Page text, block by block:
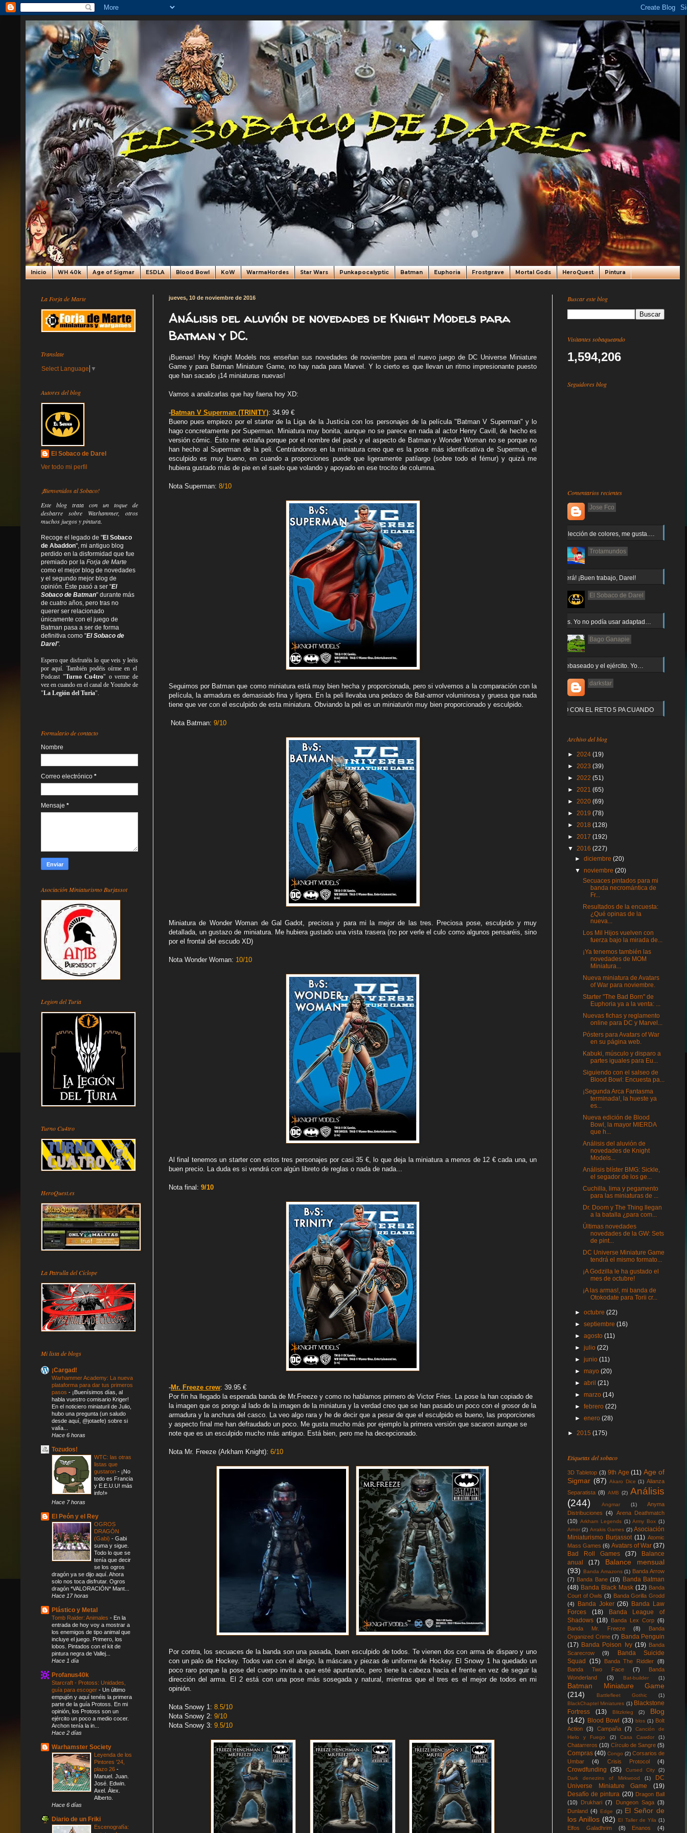
Inicio WH 40k Age of Sigmar ESDLA Blood Bowl KoW WarmaHordes Star Wars Punkapocalyptic Batman Euphoria Frostgrave Mortal Gods HeroQuest Pintura
jueves, 10 de noviembre de 2016
Análisis del aluvión de novedades de Knight Models para
Batman y DC.
¡Buenas! Hoy Knight Models nos enseñan sus novedades de noviembre para el nuevo juego de DC Universe Miniature
Game y para Batman Miniature Game, no hay nada para Marvel. Y lo cierto es que llevan un ritmo impresionante puesto
que han sacado ¡14 miniaturas nuevas!
Vamos a analizarlas que hay faena hoy XD:
-Batman V Superman (TRINITY): 34.99 €
Bueno pues empiezo por el starter de la Liga de la Justicia con los personajes de la película "Batman V Superman" y lo
hago concretamente por Superman. Miniatura muy bonita, aunque no se parece en nada al actor Henry Cavill, de hecho es
versión cómic. Ésto me extraña porque por el nombre del pack y el aspecto de Batman y Wonder Woman no se porque no
han hecho al Superman de la peli. Centrándonos en la miniatura creo que es la pose más identificativa de Superman, el
esculpido es muy bueno, en cuando a proporciones puede que ligeramente patilargo (sobre todo el fémur) y quizá me
hubiera gustado más de pie en el suelo que volando y apoyado en ese trocito de columna.
Nota Superman: 8/10
Seguimos por Batman que como miniatura está muy bien hecha y proporcionada, pero si volvemos a la comparación con la
película, la armadura es demasiado fina y ligera. En la peli llevaba una pedazo de Bat-armor voluminosa y gruesa que nada
tiene que ver con el esculpido de esta miniatura. Obviando la peli es un miniaturón muy bien proporcionado y esculpido.
Nota Batman: 9/10
Miniatura de Wonder Woman de Gal Gadot, preciosa y para mi la mejor de las tres. Preciosa pose, esculpido y muy
detallada, un gustazo de miniatura. Me hubiera gustado una vista trasera (no por verle el culo como algunos pensaréis, sino
por el frontal del escudo XD)
Nota Wonder Woman: 10/10
Al final tenemos un starter con estos tres personajes por casi 35 €, lo que deja la miniatura a menos de 12 € cada una, un
buen precio. La duda es si vendrá con algún libreto de reglas o nada de nada...
Nota final: 9/10
-Mr. Freeze crew: 39.95 €
Por fin ha llegado la esperada banda de Mr.Freeze y como no hablamos primero de Victor Fries. La pose la han copiado de
la imagen que os pongo al lado de la imagen de la miniatura y la verdad creo que se han pasado un poco con el grosor de la
armadura y la anchura del casco. La veo algo rara y he de decir que a pesar de que el esculpido es bueno, las proporciones
y aspecto final me han defraudado un poco. Me gusta mucho más por ejemplo la primera versión que sacaron aunque se
note que es un esculpido mucho más antiguo. Está bien, pero me ha decepcionado.
Nota Mr. Freeze (Arkham Knight): 6/10
Por contra, los secuaces de la banda son una pasada, buen esculpido de todos. Te vienen dos con arma de disparo y uno
con un palo de Hockey. Todos van con el abrigo, la máscara y piezas de uniforme de Hockey. El Snowy 1 ha quedado un
poco raro porque la pose del cuerpo invita a que esté apuntando, pero tiene la cabeza hacia el frente en vez de seguir la
dirección del arma. El 2 está con una pose más sosegada y natural, mientras que el tres es el mejor de todos en mi
opinión.
Nota Snowy 1: 8.5/10
Nota Snowy 2: 9/10
Nota Snowy 3: 9.5/10
La Forja de Marte
Translate
Select Language ▼
Autores del blog
El Sobaco de Darel
Ver todo mi perfil
¡Bienvenidos al Sobaco!
Este blog trata con un toque de
desbarre sobre Warhammer, otros
muchos juegos y pintura.
Recoge el legado de "El Sobaco
de Abaddon", mi antiguo blog
perdido en la disformidad que fue
premiado por la Forja de Marte
como el mejor blog de novedades
y el segundo mejor blog de
opinión. Éste pasó a ser "El
Sobaco de Batman" durante más
de cuatro años, pero tras no
querer ser relacionado
únicamente con el juego de
Batman pasa a ser de forma
definitiva como "El Sobaco de
Darel".
Espero que disfrutéis lo queveis yleéis
por aquí. También podéis oírme en el
Podcast "Turno Cu4tro" o verme de
vez en cuando en el canal de Youtube de
"La Legión del Turia".
Formulario de contacto
Nombre
Correo electrónico *
Mensaje *
Asociación Miniaturismo Burjassot
Legion del Turia
Turno Cu4tro
HeroQuest.es
La Patrulla del Cíclope
Mi lista de blogs
¡Cargad!
Warhammer Academy: La nueva
plataforma para dar tus primeros
pasos - ¡Buenísimos días, al
habla vuestro comisario Kriger!
En el noticiero miniaturil de Julio,
hubo una pregunta (un saludo
desde aquí, @jotaefe) sobre si
valía...
Hace 6 horas
Tozudos!
WTC: las otras
listas que
gustaron - ¡No
todo es Francia
y E.E.U.U! más
info!»
Hace 7 horas
El Peón y el Rey
OGROS
DRAGÓN
(Gabi) - Gabi
suma y sigue.
Todo lo que se
tenía que decir
se los ogros
dragón ya se dijo aquí. Ahora
solo nos toca disfrutar. Ogros
dragón *VALORACIÓN* Mant...
Hace 17 horas
Plástico y Metal
Tomb Raider: Animales - En la
entrada de hoy voy a mostrar a
los enemigos de tipo animal que
incluye el juego. Primero, los
lobos. Pintados con el kit de
pintura negra de Vallej...
Hace 1 día
Profanus40k
Starcraft - Protoss: Unidades,
guía para escoger - Un último
empujón y aquí tenéis la primera
parte de la guía Protoss. En mi
opinión, los Protoss son un
ejército un poco a medio cocer.
Archon tenía la in...
Hace 2 días
Warhamster Society
Leyenda de los
Pintores '24,
plazo 26 -
Manuel. Juan.
José. Edwin.
Axel. Álex.
Alberto.
Hace 6 días
Diario de un Friki
Escenografía:
Buscar este blog
Visitantes sobaqueando
1,594,206
Seguidores blog
Comentarios recientes
Jose Fco
Muy buena elección de colores, me gusta.…
Trotamundos
¡Arnor no caerá! ¡Buen trabajo, Darel!
El Sobaco de Darel
Jajaja gracias. Yo no podía usar adaptad…
Bago Ganapie
Increíble el rebaseado y el ejército. Yo…
darkstar
Y QUE PASO CON EL RETO 5 PA CUANDO
Archivo del blog
► 2024 (19)
► 2023 (39)
► 2022 (51)
► 2021 (65)
► 2020 (69)
► 2019 (78)
► 2018 (128)
► 2017 (192)
▼ 2016 (227)
►diciembre(20)
▼noviembre(20)
Secuaces pintados para mi
banda necromántica de
Fr...
Resultados de la encuesta:
¿Qué opinas de la
nueva...
Los Mil Hijos vuelven con
fuerza bajo la mirada de...
¡Ya tenemos también las
novedades de MOM
Miniatura...
Nueva miniatura de Avatars
of War para noviembre.
Starter "The Bad Born" de
Euphoria ya a la venta: ...
Nuevas fichas y reglamento
online para DC y Marvel...
Pósters para Avatars of War
en su página web.
Kabuki, músculo y disparo a
partes iguales para Eu...
Siguiendo con el salseo de
Blood Bowl: Encuesta pa...
¡Segunda Arca Fantasma
terminada!, la hueste ya
es...
Nueva edición de Blood
Bowl, la mayor MIERDA
que h...
Análisis del aluvión de
novedades de Knight
Models...
Análisis blíster BMG: Sickle,
el segador de los ge...
Cuchilla, lima y pegamento
para las miniaturas de ...
Dr. Doom y The Thing llegan
a la batalla ¿para com...
Últimas novedades
novedades de la GW: Sets
de pint...
DC Universe Miniature Game
tendrá el mismo formato...
¡A Godzilla le ha gustado el
mes de octubre!
¡A las armas!, mi banda de
Otokodate para Torii cr...
►octubre(22)
►septiembre(16)
►agosto(11)
►julio(22)
►junio(11)
►mayo(20)
►abril(21)
►marzo(14)
►febrero(22)
►enero(28)
► 2015 (175)
Etiquetas del sobaco
3D Tabletop (3) 9th Age (11) Age of
Sigmar (87) Akaro Dice (1) Alianza
Separatista (8) AMB (2) Análisis
(244)
Angmar (1)
Anyma
Distribuciones
(4)
Arena Deathmatch
(10) Arkham Legends (1) Army Box (1)
Arnor (2) Arrakis Games (2) Asociación
Miniaturismo Burjassot (11) Atomic
Mass Games (6) Avatars of War (37)
Bad Roll Games
(37)
Balance
anual
(17)
Balance mensual
(93)
Banda Amazons (1) Banda Arrow
(7) Banda Bane (10)
Banda Batman
(48) Banda Black Mask (12) Banda
Court of Owls (3) Banda Gorilla Grodd
(4)
Banda Joker (26) Banda Law
Forces
(18)
Banda League of
Shadows (18) Banda Lex Corp (6)
Banda Mr. Freeze
(8)
Banda
Organized Crime (7) Banda Penguin
(17) Banda Poison Ivy (19) Banda
Scarecrow
(9)
Banda Suicide
Squad
(15) Banda The Riddler (8)
Banda Two Face
(7)
Banda
Wonderland
(3) Bat-builder (1)
Batman Miniature Game
(214)
Battlefleet Gothic
(1)
BlackChaptel Miniatures (1) Blackstone
Fortress
(13) Blitzkrieg (2)
Blog
(142) Blood Bowl (33) blos (1) Bolt
Action (3) Campaña (7)
Canción de
Hielo y Fuego
(2) Casa Cawdor (1)
Chatarreros (10) Círculo de Sangre (5)
Compras (40) Congo (2) Corsarios de
Umbar
(4) Crisis Protocol (4)
Crowdfunding (35) Cursed City
(2)
Dark denezins of Mirkwood
(1)
DC
Universe Miniature Game
(19)
Desafío de pintura (20) Dragon Ball
(10)
Drukhari (7) Dungeon Saga (3)
Dunland (4) Edge (2) El Señor de
los Anillos (82) El Taller de Yila (1)
Elfos Galadhrim (8) Enanos (4)